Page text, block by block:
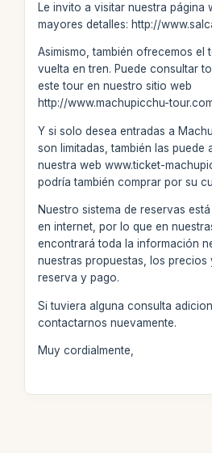
Le invito a visitar nuestra página
mayores detalles: http://
Asimismo, también ofrecemos el
vuelta en tren. Puede consultar
este tour en nuestro sitio web
http://www.machupicchu-
Y si solo desea entradas a
son limitadas, también las puede
nuestra web www.ticket-
podría también comprar por su
Nuestro sistema de reservas
en internet, por lo que en
encontrará toda la información
nuestras propuestas, los precios
reserva y pago.
Si tuviera alguna consulta
contactarnos nuevamente.
Muy cordialmente,